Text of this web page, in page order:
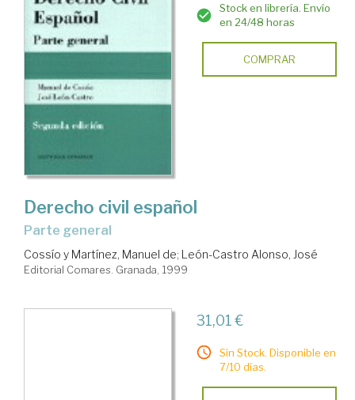
Stock en librería. Envío
en 24/48 horas
COMPRAR
Derecho civil español
parte general
Cossío y Martínez, Manuel de; León-Castro Alonso, José
Editorial Comares. Granada, 1999
31,01 €
Sin Stock. Disponible en
7/10 días.